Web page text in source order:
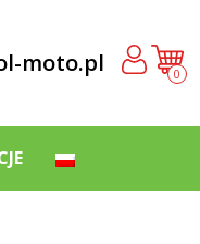
moto.pl 0